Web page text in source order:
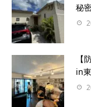
秘
【
in